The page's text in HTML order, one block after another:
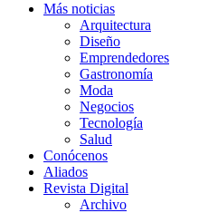
Más noticias
Arquitectura
Diseño
Emprendedores
Gastronomía
Moda
Negocios
Tecnología
Salud
Conócenos
Aliados
Revista Digital
Archivo